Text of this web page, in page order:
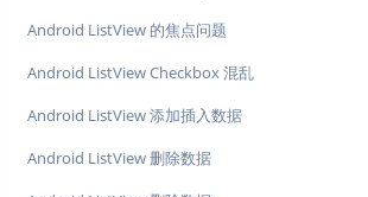
Android ListView 的焦点问题
Android ListView Checkbox 混乱
Android ListView 添加插入数据
Android ListView 删除数据